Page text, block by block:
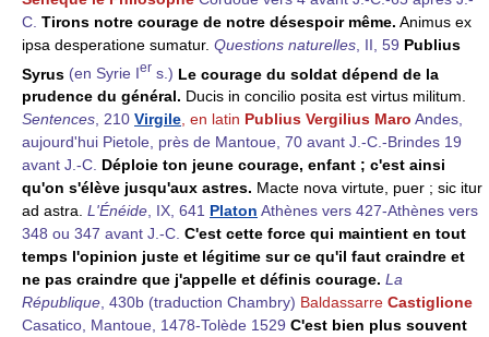
C. Tirons notre courage de notre désespoir même. Animus ex
ipsa desperatione sumatur. Questions naturelles , II, 59 Publius
Syrus (en Syrie Ier s.) Le courage du soldat dépend de la
prudence du général. Ducis in concilio posita est virtus militum.
Sentences, 210 Virgile, en latin Publius Vergilius Maro Andes,
aujourd'hui Pietole, près de Mantoue, 70 avant J.-C.-Brindes 19
avant J.-C. Déploie ton jeune courage, enfant ; c'est ainsi
qu'on s'élève jusqu'aux astres. Macte nova virtute, puer ; sic itur
ad astra. L'Énéide, IX, 641 Platon Athènes vers 427-Athènes vers
348 ou 347 avant J.-C. C'est cette force qui maintient en tout
temps l'opinion juste et légitime sur ce qu'il faut craindre et
ne pas craindre que j'appelle et définis courage. La
République, 430b (traduction Chambry) Baldassarre Castiglione
Casatico, Mantoue, 1478-Tolède 1529 C'est bien plus souvent